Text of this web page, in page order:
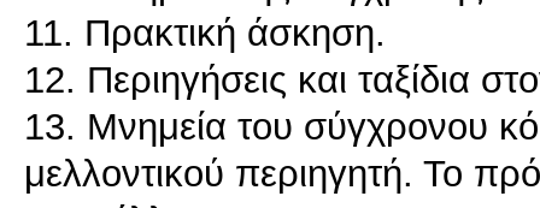
11. Πρακτική άσκηση.
12. Περιηγήσεις και ταξίδια
13. Μνημεία του σύγχρονου
μελλοντικού περιηγητή. Το